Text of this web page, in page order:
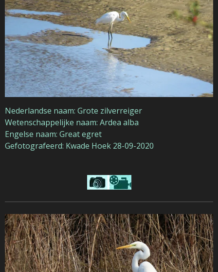
Nederlandse naam: Grote zilverreiger
Wetenschappelijke naam: Ardea alba
Engelse naam: Great egret
Gefotografeerd: Kwade Hoek 28-09-2020